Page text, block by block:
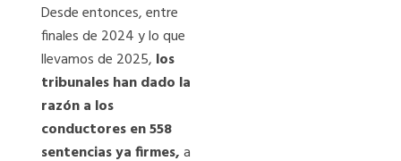
Desde entonces, entre
finales de 2024 y lo que
llevamos de 2025, los
tribunales han dado la
razón a los
conductores en 558
sentencias ya firmes,a